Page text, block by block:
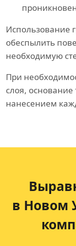
Использование
обеспылить
необходимую
При
слоя,
нанесением
в Новом